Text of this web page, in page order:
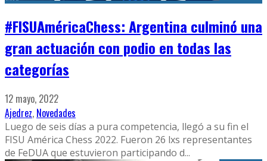
#FISUAméricaChess: Argentina culminó una
gran actuación con podio en todas las
categorías
12 mayo, 2022
Ajedrez, Novedades
Luego de seis días a pura competencia, llegó a su fin el
FISU América Chess 2022. Fueron 26 lxs representantes
de FeDUA que estuvieron participando d...